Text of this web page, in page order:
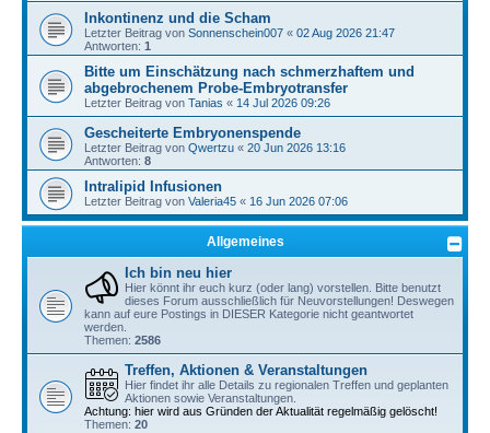
Inkontinenz und die Scham
Letzter Beitrag von Sonnenschein007 « 02 Aug 2026 21:47
Antworten: 1
Bitte um Einschätzung nach schmerzhaftem und
abgebrochenem Probe-Embryotransfer
Letzter Beitrag von Tanias « 14 Jul 2026 09:26
Gescheiterte Embryonenspende
Letzter Beitrag von Qwertzu « 20 Jun 2026 13:16
Antworten: 8
Intralipid Infusionen
Letzter Beitrag von Valeria45 « 16 Jun 2026 07:06
Allgemeines
Ich bin neu hier
Hier könnt ihr euch kurz (oder lang) vorstellen. Bitte benutzt
dieses Forum ausschließlich für Neuvorstellungen! Deswegen
kann auf eure Postings in DIESER Kategorie nicht geantwortet
werden.
Themen: 2586
Treffen, Aktionen & Veranstaltungen
Hier findet ihr alle Details zu regionalen Treffen und geplanten
Aktionen sowie Veranstaltungen.
Achtung: hier wird aus Gründen der Aktualität regelmäßig gelöscht!
Themen: 20